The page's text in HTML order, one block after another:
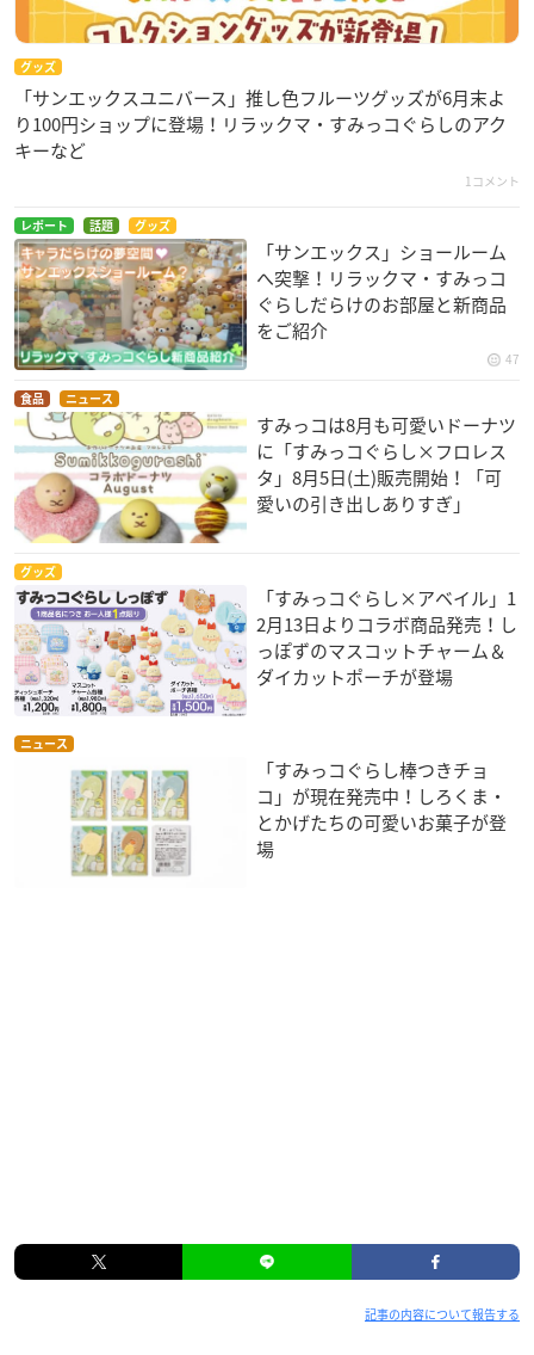
グッズ
「サンエックスユニバース」推し色フルーツグッズが6月末よ
り100円ショップに登場！リラックマ・すみっコぐらしのアク
キーなど
1コメント
レポート 話題 グッズ
「サンエックス」ショールーム
へ突撃！リラックマ・すみっコ
ぐらしだらけのお部屋と新商品
をご紹介
47
食品 ニュース
すみっコは8月も可愛いドーナツ
に「すみっコぐらし×フロレス
タ」8月5日(土)販売開始！「可
愛いの引き出しありすぎ」
グッズ
「すみっコぐらし×アベイル」1
2月13日よりコラボ商品発売！し
っぽずのマスコットチャーム＆
ダイカットポーチが登場
ニュース
「すみっコぐらし棒つきチョ
コ」が現在発売中！しろくま・
とかげたちの可愛いお菓子が登
場
記事の内容について報告する